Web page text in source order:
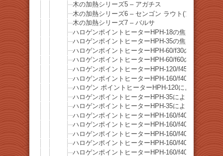
木の加熱シリーズ5 – アガチス
木の加熱シリーズ6 – センゴン ラウト(アルビチア
木の加熱シリーズ7 – バルサ
ハロゲンポイントヒーターHPH-18の焦点距離と焦
ハロゲンポイントヒーターHPH-35の焦点距離と焦
ハロゲンポイントヒーターHPH-60/f30の焦点距離
ハロゲンポイントヒーターHPH-60/f60の焦点距離
ハロゲンポイントヒーターHPH-120/f45の焦点距離
ハロゲンポイントヒーターHPH-160/f40の焦点距離
ハロゲン ポイントヒーターHPH-120によるPIDオ
ハロゲンポイントヒーターHPH-35による糸ハンダ
ハロゲンポイントヒーターHPH-35によるアルミ線
ハロゲンポイントヒーターHPH-160/f40によるアル
ハロゲンポイントヒーターHPH-160/f40による鉄製
ハロゲンポイントヒーターHPH-160/f40による鉄製
ハロゲンポイントヒーターHPH-160/f40による黒ガ
ハロゲンポイントヒーターHPH-160/f40によるポリ